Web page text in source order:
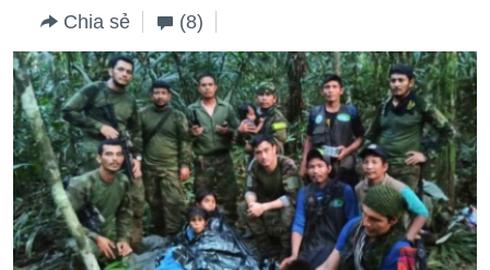
hướng
chính
Đi
tới
"Tìm"
MỤC
TỰ DO BÁO CHÍ
VẠCH TRẦN TIN GIẢ
NGƯỜI VIỆT HẢI NGOẠI
ĐỜI SỐNG
KINH TẾ
KHOA HỌC
CHUYÊN ĐỀ
CHIẾN TRANH THƯƠNG MẠI CỦA MỸ: QUÁ KHỨ VÀ HIỆN
TẠI
HÀNH TRÌNH BẦU CỬ 2024
MỘT NĂM CHIẾN TRANH TẠI DẢI GAZA
GIẢI MÃ VÀNH ĐAI & CON ĐƯỜNG
HỌC TIẾNG ANH
VIDEO
NGHE
MẠNG XÃ HỘI
Chia sẻ (8)